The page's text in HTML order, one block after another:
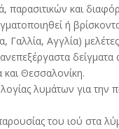
παρασιτικών και
ή
Γαλλία, Αγγλία)
Θεσσαλονίκη.
λυμάτων για την
του ιού στα